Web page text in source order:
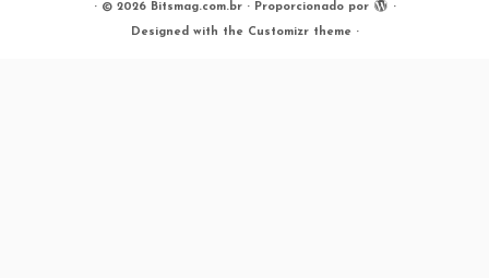
· © 2026 Bitsmag.com.br· Proporcionado por ·
Designed with the Customizr theme ·